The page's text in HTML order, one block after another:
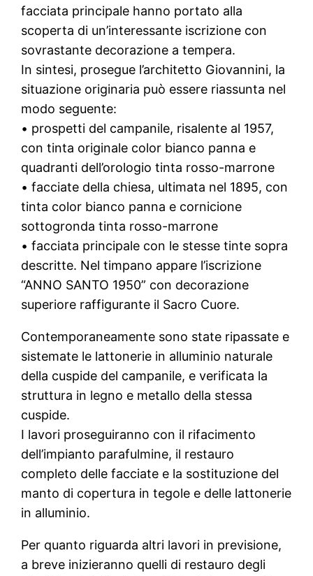
facciata principale hanno portato alla
scoperta di un’interessante iscrizione con
sovrastante decorazione a tempera.
In sintesi, prosegue l’architetto Giovannini, la
situazione originaria può essere riassunta nel
modo seguente:
• prospetti del campanile, risalente al 1957,
con tinta originale color bianco panna e
quadranti dell’orologio tinta rosso-marrone
• facciate della chiesa, ultimata nel 1895, con
tinta color bianco panna e cornicione
sottogronda tinta rosso-marrone
• facciata principale con le stesse tinte sopra
descritte. Nel timpano appare l’iscrizione
“ANNO SANTO 1950” con decorazione
superiore raffigurante il Sacro Cuore.
Contemporaneamente sono state ripassate e
sistemate le lattonerie in alluminio naturale
della cuspide del campanile, e verificata la
struttura in legno e metallo della stessa
cuspide.
I lavori proseguiranno con il rifacimento
dell’impianto parafulmine, il restauro
completo delle facciate e la sostituzione del
manto di copertura in tegole e delle lattonerie
in alluminio.
Per quanto riguarda altri lavori in previsione,
a breve inizieranno quelli di restauro degli